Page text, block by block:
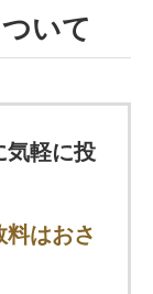
いて
気軽に投
料はおさ